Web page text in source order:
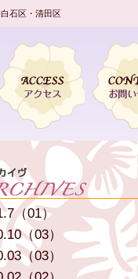
石区・清田区
（01）
（03）
（03）